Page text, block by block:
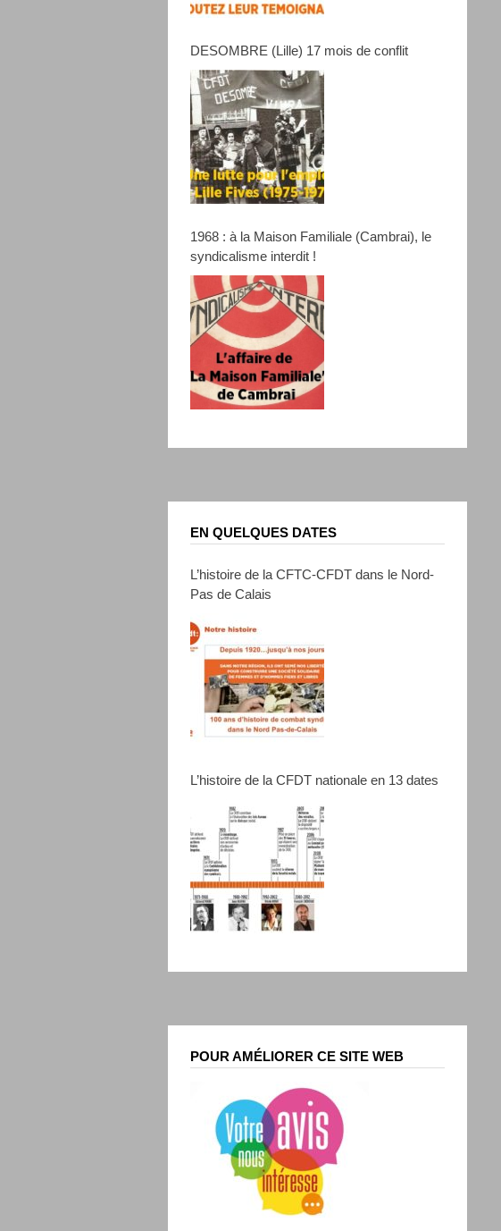
DESOMBRE (Lille) 17 mois de conflit
1968 : à la Maison Familiale (Cambrai), le
syndicalisme interdit !
EN QUELQUES DATES
L’histoire de la CFTC-CFDT dans le Nord-
Pas de Calais
L’histoire de la CFDT nationale en 13 dates
POUR AMÉLIORER CE SITE WEB